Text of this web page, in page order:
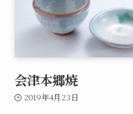
会津本郷焼
2019年4月23日